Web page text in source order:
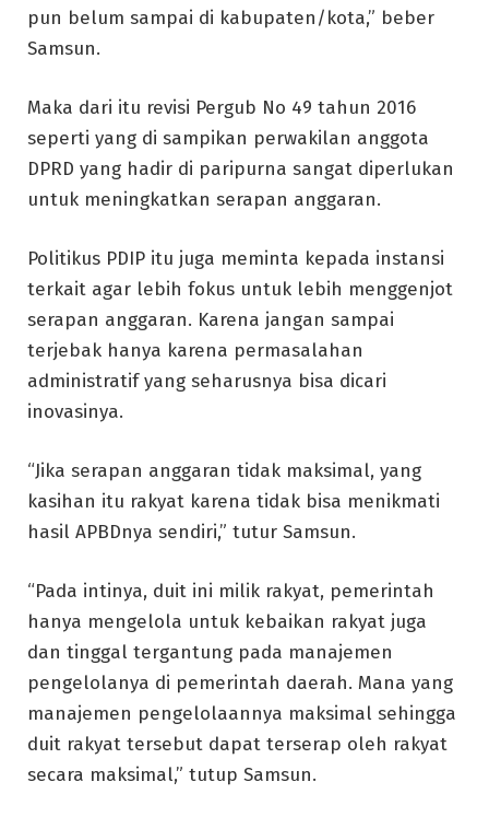
pun belum sampai di kabupaten/kota,” beber
Samsun.
Maka dari itu revisi Pergub No 49 tahun 2016
seperti yang di sampikan perwakilan anggota
DPRD yang hadir di paripurna sangat diperlukan
untuk meningkatkan serapan anggaran.
Politikus PDIP itu juga meminta kepada instansi
terkait agar lebih fokus untuk lebih menggenjot
serapan anggaran. Karena jangan sampai
terjebak hanya karena permasalahan
administratif yang seharusnya bisa dicari
inovasinya.
“Jika serapan anggaran tidak maksimal, yang
kasihan itu rakyat karena tidak bisa menikmati
hasil APBDnya sendiri,” tutur Samsun.
“Pada intinya, duit ini milik rakyat, pemerintah
hanya mengelola untuk kebaikan rakyat juga
dan tinggal tergantung pada manajemen
pengelolanya di pemerintah daerah. Mana yang
manajemen pengelolaannya maksimal sehingga
duit rakyat tersebut dapat terserap oleh rakyat
secara maksimal,” tutup Samsun.